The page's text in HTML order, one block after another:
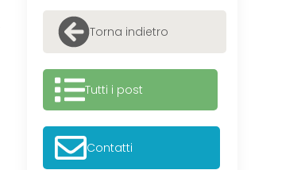
Torna indietro
Tutti i post
Contatti